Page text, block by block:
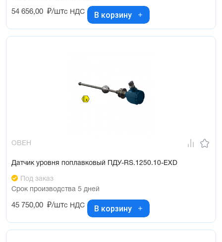
54 656,00 ₽/штс НДС В корзину
ОВЕН
Датчик уровня поплавковый ПДУ-RS.1250.10-ЕХD
Под заказ
Срок производства 5 дней
45 750,00 ₽/штс НДС В корзину